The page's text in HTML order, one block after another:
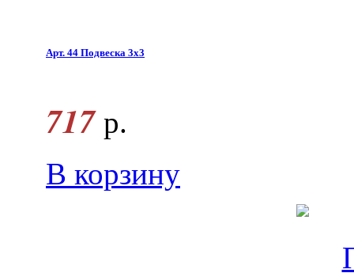
Арт. 44 Подвеска 3х3
717р.
В корзину